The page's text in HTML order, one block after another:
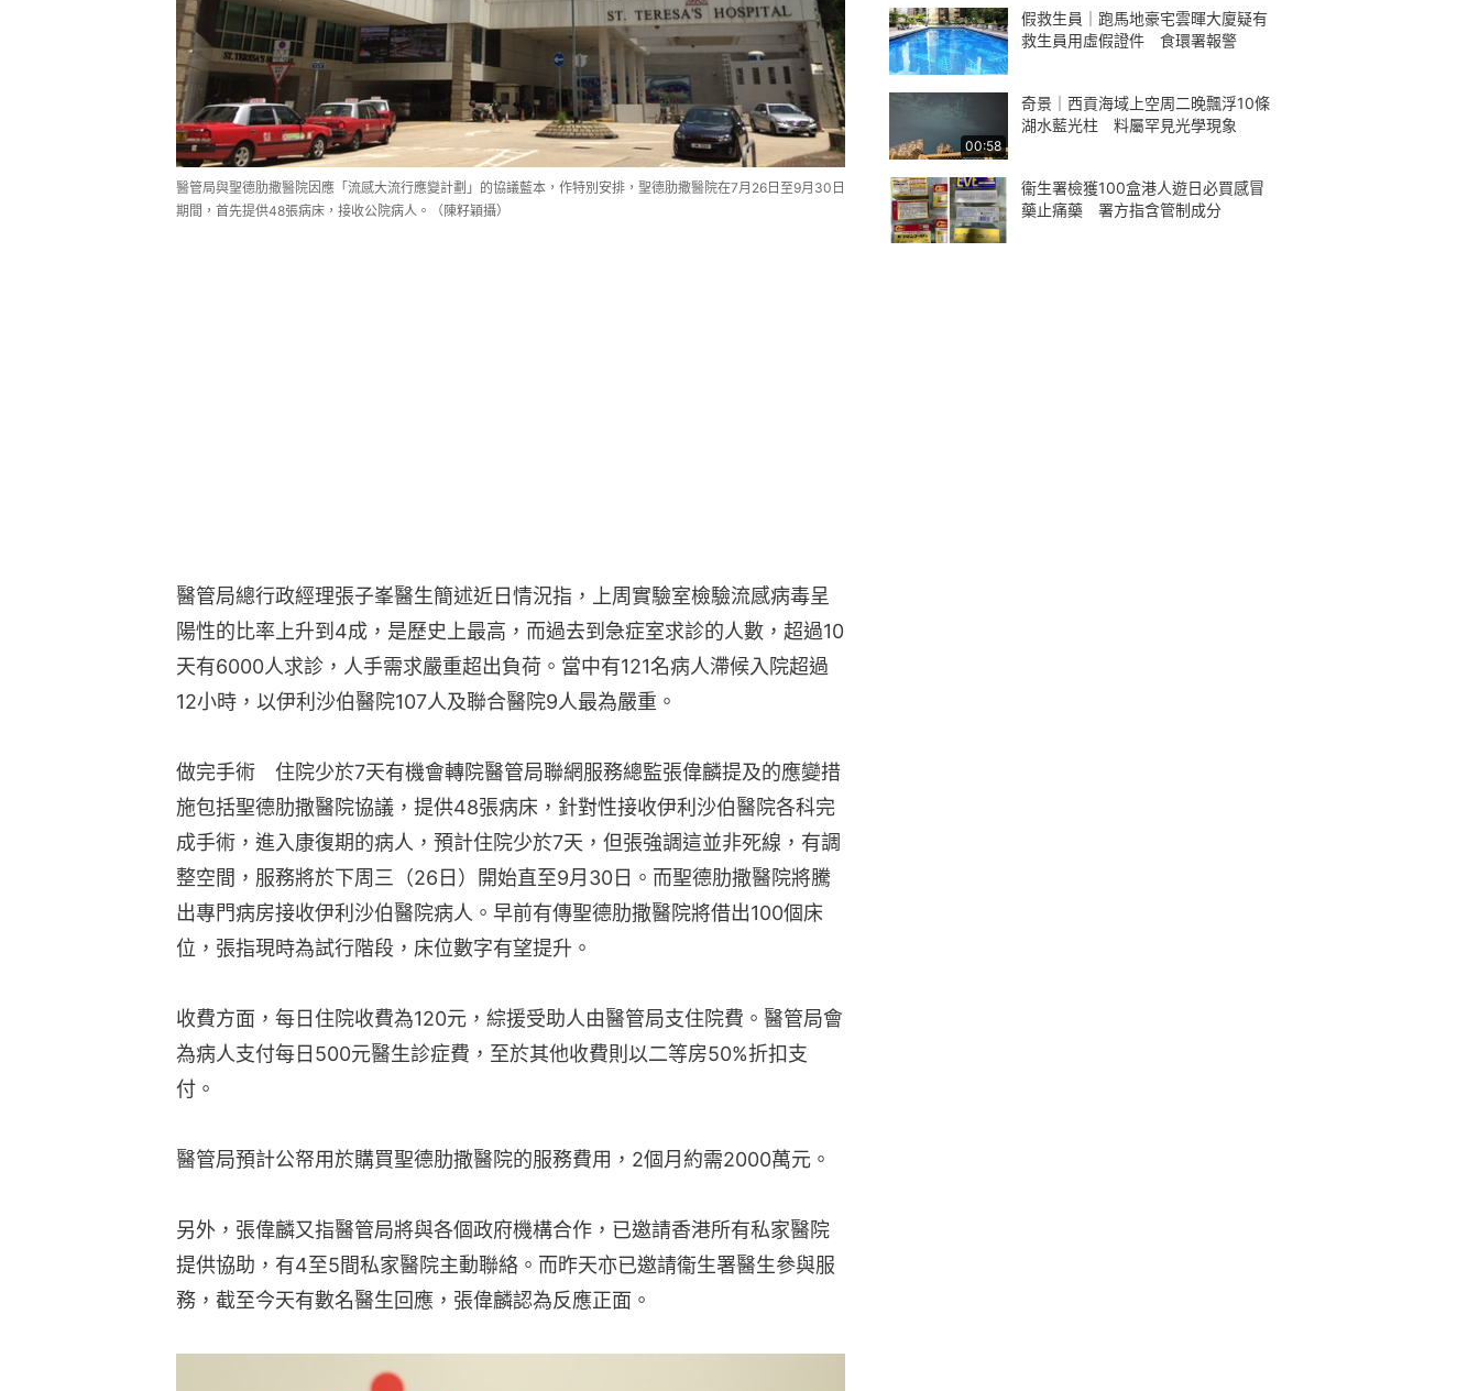
醫管局與聖德肋撒醫院因應「流感大流行應變計劃」的協議藍本，作特別安排，聖德肋撒醫院在7月26日至9月30日
期間，首先提供48張病床，接收公院病人。（陳籽穎攝）
醫管局總行政經理張子峯醫生簡述近日情況指，上周實驗室檢驗流感病毒呈
陽性的比率上升到4成，是歷史上最高，而過去到急症室求診的人數，超過10
天有6000人求診，人手需求嚴重超出負荷。當中有121名病人滯候入院超過
12小時，以伊利沙伯醫院107人及聯合醫院9人最為嚴重。
做完手術　住院少於7天有機會轉院醫管局聯網服務總監張偉麟提及的應變措
施包括聖德肋撒醫院協議，提供48張病床，針對性接收伊利沙伯醫院各科完
成手術，進入康復期的病人，預計住院少於7天，但張強調這並非死線，有調
整空間，服務將於下周三（26日）開始直至9月30日。而聖德肋撒醫院將騰
出專門病房接收伊利沙伯醫院病人。早前有傳聖德肋撒醫院將借出100個床
位，張指現時為試行階段，床位數字有望提升。
收費方面，每日住院收費為120元，綜援受助人由醫管局支住院費。醫管局會
為病人支付每日500元醫生診症費，至於其他收費則以二等房50%折扣支
付。
醫管局預計公帑用於購買聖德肋撒醫院的服務費用，2個月約需2000萬元。
另外，張偉麟又指醫管局將與各個政府機構合作，已邀請香港所有私家醫院
提供協助，有4至5間私家醫院主動聯絡。而昨天亦已邀請衞生署醫生參與服
務，截至今天有數名醫生回應，張偉麟認為反應正面。
假救生員｜跑馬地豪宅雲暉大廈疑有
救生員用虛假證件 食環署報警
00:58
奇景｜西貢海域上空周二晚飄浮10條
湖水藍光柱 料屬罕見光學現象
衞生署檢獲100盒港人遊日必買感冒
藥止痛藥 署方指含管制成分